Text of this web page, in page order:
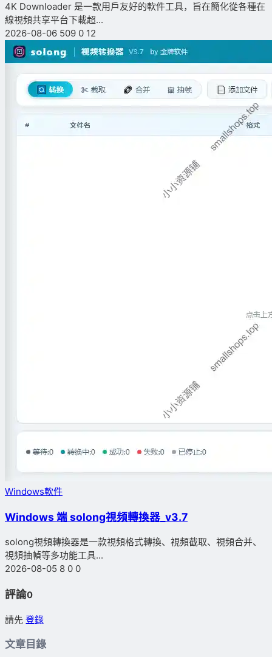
4K Downloader 是一款用戶友好的軟件工具，旨在簡化從各種在
線視頻共享平台下載超...
2026-08-06 509 0 12
Windows軟件
Windows 端 solong視頻轉換器_v3.7
solong視頻轉換器是一款視頻格式轉換、視頻截取、視頻合并、
視頻抽幀等多功能工具...
2026-08-05 8 0 0
評論0
請先 登錄
文章目錄